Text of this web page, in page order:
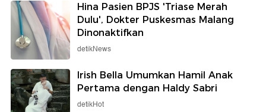
Hina Pasien BPJS 'Triase Merah
Dulu', Dokter Puskesmas Malang
Dinonaktifkan
detikNews
Irish Bella Umumkan Hamil Anak
Pertama dengan Haldy Sabri
detikHot